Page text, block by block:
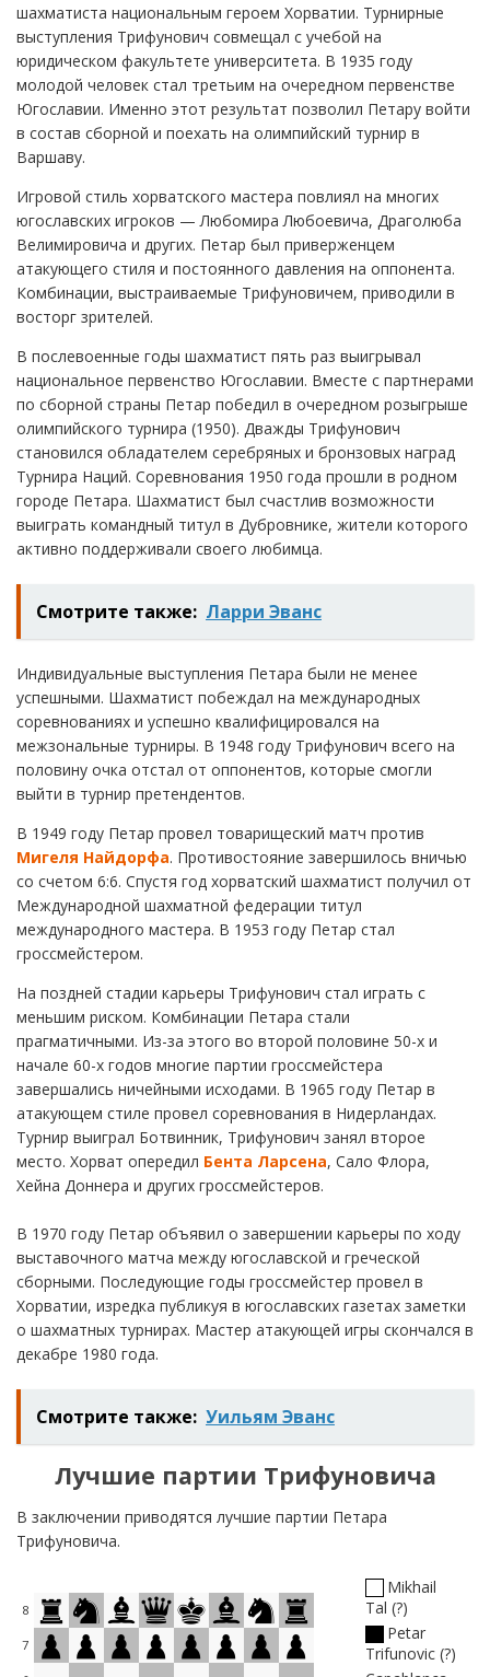
шахматиста национальным героем Хорватии. Турнирные
выступления Трифунович совмещал с учебой на
юридическом факультете университета. В 1935 году
молодой человек стал третьим на очередном первенстве
Югославии. Именно этот результат позволил Петару войти
в состав сборной и поехать на олимпийский турнир в
Варшаву.
Игровой стиль хорватского мастера повлиял на многих
югославских игроков — Любомира Любоевича, Драголюба
Велимировича и других. Петар был приверженцем
атакующего стиля и постоянного давления на оппонента.
Комбинации, выстраиваемые Трифуновичем, приводили в
восторг зрителей.
В послевоенные годы шахматист пять раз выигрывал
национальное первенство Югославии. Вместе с партнерами
по сборной страны Петар победил в очередном розыгрыше
олимпийского турнира (1950). Дважды Трифунович
становился обладателем серебряных и бронзовых наград
Турнира Наций. Соревнования 1950 года прошли в родном
городе Петара. Шахматист был счастлив возможности
выиграть командный титул в Дубровнике, жители которого
активно поддерживали своего любимца.
Смотрите также: Ларри Эванс
Индивидуальные выступления Петара были не менее
успешными. Шахматист побеждал на международных
соревнованиях и успешно квалифицировался на
межзональные турниры. В 1948 году Трифунович всего на
половину очка отстал от оппонентов, которые смогли
выйти в турнир претендентов.
В 1949 году Петар провел товарищеский матч против
Мигеля Найдорфа. Противостояние завершилось вничью
со счетом 6:6. Спустя год хорватский шахматист получил от
Международной шахматной федерации титул
международного мастера. В 1953 году Петар стал
гроссмейстером.
На поздней стадии карьеры Трифунович стал играть с
меньшим риском. Комбинации Петара стали
прагматичными. Из-за этого во второй половине 50-х и
начале 60-х годов многие партии гроссмейстера
завершались ничейными исходами. В 1965 году Петар в
атакующем стиле провел соревнования в Нидерландах.
Турнир выиграл Ботвинник, Трифунович занял второе
место. Хорват опередил Бента Ларсена, Сало Флора,
Хейна Доннера и других гроссмейстеров.
В 1970 году Петар объявил о завершении карьеры по ходу
выставочного матча между югославской и греческой
сборными. Последующие годы гроссмейстер провел в
Хорватии, изредка публикуя в югославских газетах заметки
о шахматных турнирах. Мастер атакующей игры скончался в
декабре 1980 года.
Смотрите также: Уильям Эванс
Лучшие партии Трифуновича
В заключении приводятся лучшие партии Петара
Трифуновича.
8
7
Mikhail
Tal ?
Petar
Trifunovic ?